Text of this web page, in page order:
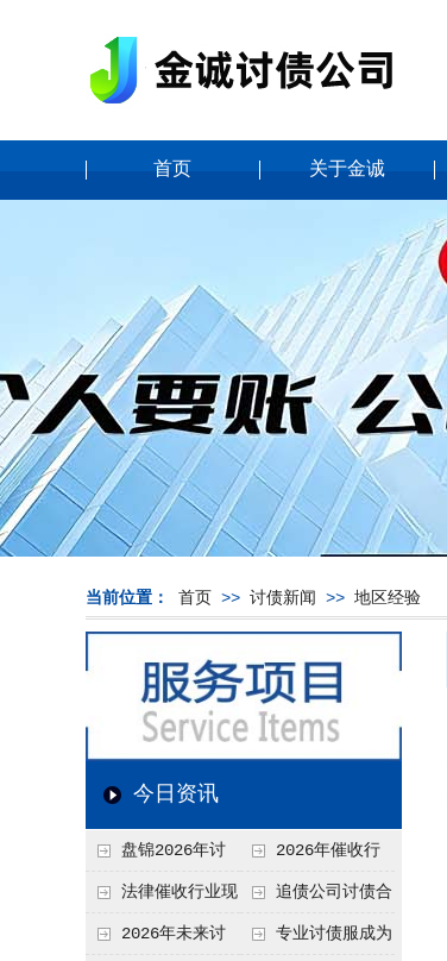
首页 关于金诚
当前位置： 首页 >> 讨债新闻 >> 地区经验
今日资讯
盘锦2026年讨
债新趋势
2026年催收行
业发展现状、竞争格
局及未来趋势分析
法律催收行业现
状、合规痛点与未来
追债公司讨债合
法方法总结
2026年未来讨 专业讨债服成为